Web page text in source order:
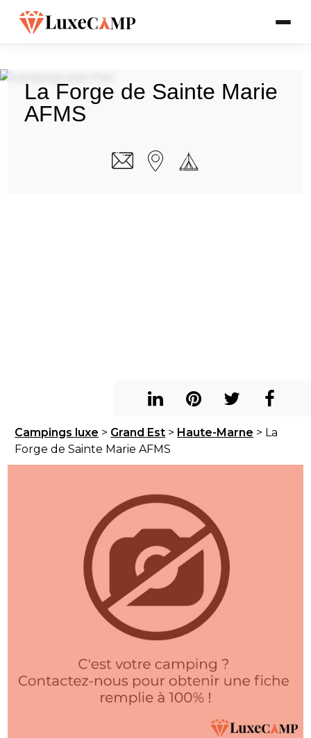
La Forge de Sainte Marie
AFMS
Campings luxe > Grand Est > Haute-Marne > La
Forge de Sainte Marie AFMS